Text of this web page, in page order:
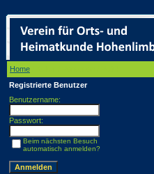
Home
Registrierte Benutzer
Benutzername:
Passwort:
Beim nächsten Besuch
automatisch anmelden?